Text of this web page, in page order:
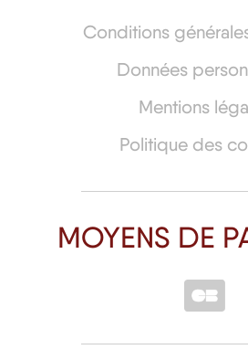
Conditions
Données
Mentions
Politique des
MOYENS DE